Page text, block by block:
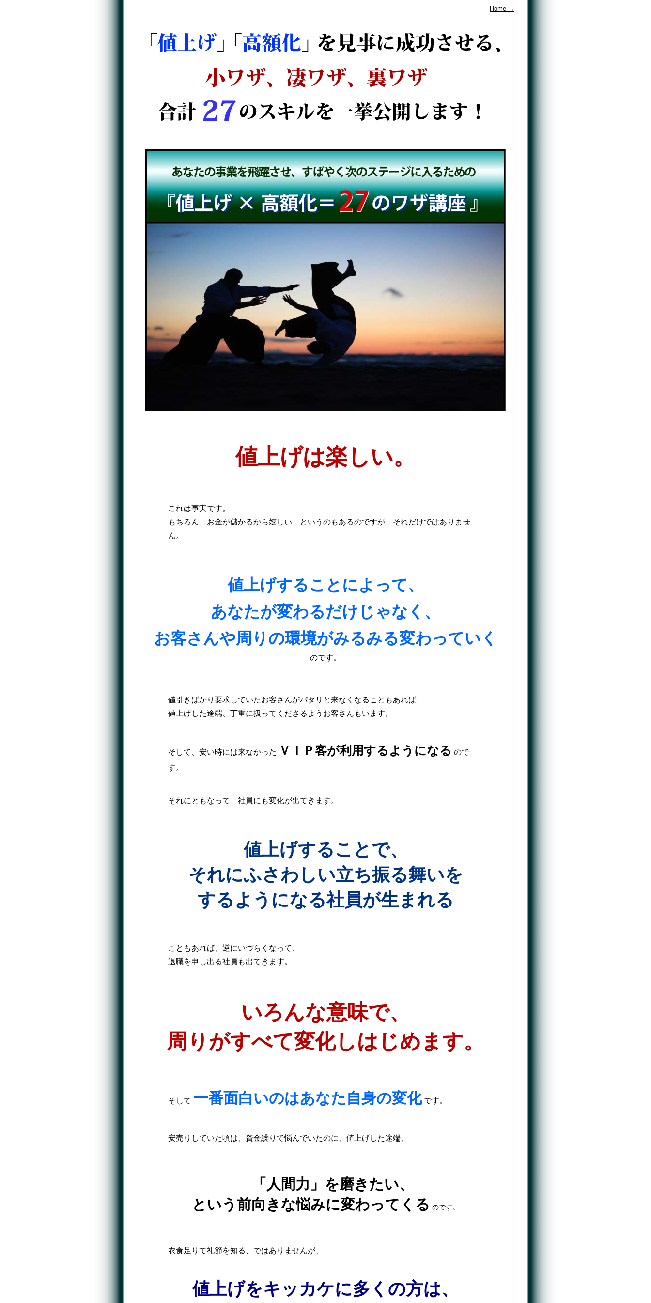
Home →
値上げは楽しい。
これは事実です。
もちろん、お金が儲かるから嬉しい、というのもあるのですが、それだけではありませ
ん。
値上げすることによって、
あなたが変わるだけじゃなく、
お客さんや周りの環境がみるみる変わっていく
のです。
値引きばかり要求していたお客さんがパタリと来なくなることもあれば、
値上げした途端、丁重に扱ってくださるようお客さんもいます。
そして、安い時には来なかった ＶＩＰ客が利用するようになる ので
す。
それにともなって、社員にも変化が出てきます。
値上げすることで、
それにふさわしい立ち振る舞いを
するようになる社員が生まれる
こともあれば、逆にいづらくなって、
退職を申し出る社員も出てきます。
いろんな意味で、
周りがすべて変化しはじめます。
そして 一番面白いのはあなた自身の変化です。
安売りしていた頃は、資金繰りで悩んでいたのに、値上げした途端、
「人間力」を磨きたい、
という前向きな悩みに変わってくる のです。
衣食足りて礼節を知る、ではありませんが、
値上げをキッカケに多くの方は、